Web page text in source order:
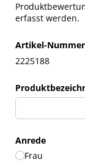
erfasst werden.
Artikel-Nummer
2225188
Anrede
Frau